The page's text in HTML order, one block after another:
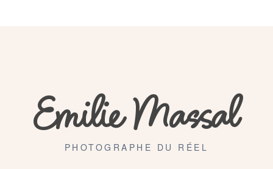
Emilie Massal
PHOTOGRAPHE DU RÉEL